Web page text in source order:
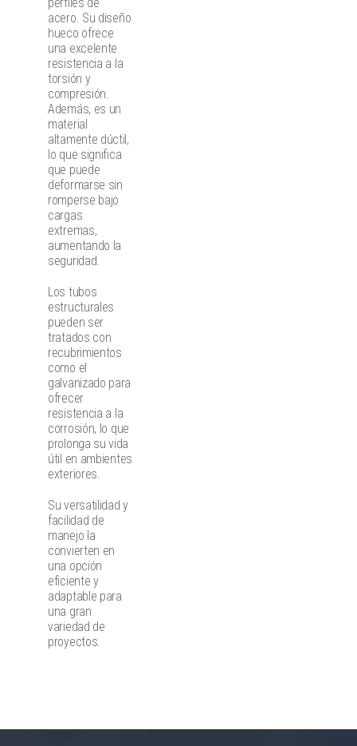
perfiles de
acero. Su diseño
hueco ofrece
una excelente
resistencia a la
torsión y
compresión.
Además, es un
material
altamente dúctil,
lo que significa
que puede
deformarse sin
romperse bajo
cargas
extremas,
aumentando la
seguridad.
Los tubos
estructurales
pueden ser
tratados con
recubrimientos
como el
galvanizado para
ofrecer
resistencia a la
corrosión, lo que
prolonga su vida
útil en ambientes
exteriores.
Su versatilidad y
facilidad de
manejo la
convierten en
una opción
eficiente y
adaptable para
una gran
variedad de
proyectos.